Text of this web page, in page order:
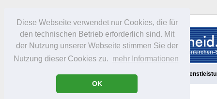
Diese Webseite verwendet nur Cookies, die für
den technischen Betrieb erforderlich sind. Mit
der Nutzung unserer Webseite stimmen Sie der
Nutzung dieser Cookies zu. mehr Informationen
OK
Portrait Freizeit Gastronomie